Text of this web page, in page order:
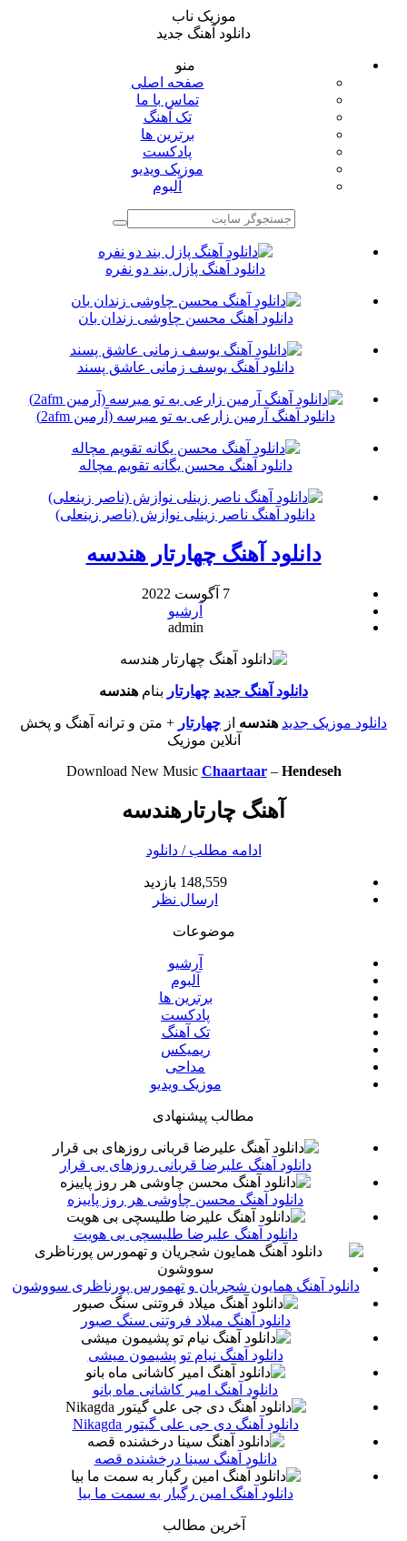
موزیک ناب
دانلود آهنگ جدید
منو
صفحه اصلی
تماس با ما
تک آهنگ
برترین ها
پادکست
موزیک ویدیو
آلبوم
دانلود آهنگ پازل بند دو نفره
دانلود آهنگ محسن چاوشی زندان بان
دانلود آهنگ یوسف زمانی عاشق پسند
دانلود آهنگ آرمین زارعی به تو میرسه (آرمین 2afm)
دانلود آهنگ محسن یگانه تقویم مچاله
دانلود آهنگ ناصر زینلی نوازش (ناصر زینعلی)
دانلود آهنگ چهارتار هندسه
7 آگوست 2022
آرشیو
admin
دانلود آهنگ جديد چهارتار بنام هندسه
دانلود موزیک جديد هندسه از چهارتار + متن و ترانه آهنگ و پخش
آنلاين موزيک
Download New Music Chaartaar– Hendeseh
آهنگ چارتارهندسه
ادامه مطلب / دانلود
148,559 بازدید
ارسال نظر
موضوعات
آرشیو
آلبوم
برترین ها
پادکست
تک آهنگ
ریمیکس
مداحی
موزیک ویدیو
مطالب پیشنهادی
دانلود آهنگ علیرضا قربانی روزهای بی قرار
دانلود آهنگ محسن چاوشی هر روز پاییزه
دانلود آهنگ علیرضا طلیسچی بی هویت
دانلود آهنگ همایون شجریان و تهمورس پورناظری سووشون
دانلود آهنگ میلاد فروتنی سنگ صبور
دانلود آهنگ نیام تو پشیمون میشی
دانلود آهنگ امیر کاشانی ماه بانو
دانلود آهنگ دی جی علی گیتور Nikagda
دانلود آهنگ سینا درخشنده قصه
دانلود آهنگ امین رگبار به سمت ما بیا
آخرین مطالب